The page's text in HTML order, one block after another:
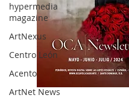
hypermedia
magazine
ArtNexus
Centro León
Acento
ArtNet News
OCA|News 32/ Mayo-Junio-